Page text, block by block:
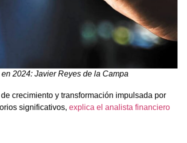
2024: Javier Reyes de la Campa
crecimiento y transformación impulsada por
significativos, explica el analista financiero